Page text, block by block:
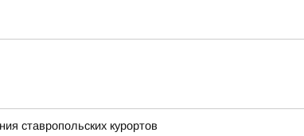
ставропольских курортов